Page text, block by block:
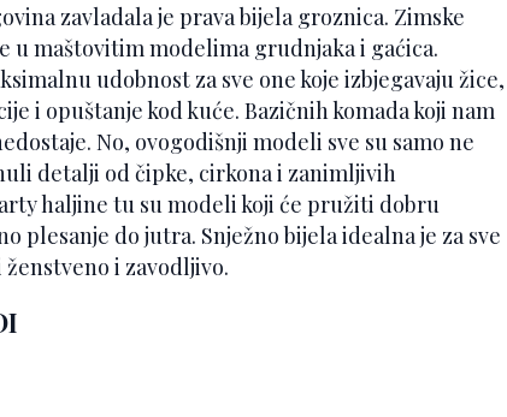
zavladala je prava bijela groznica. Zimske
u maštovitim modelima grudnjaka i gaćica.
udobnost za sve one koje izbjegavaju žice,
i opuštanje kod kuće. Bazičnih komada koji nam
No, ovogodišnji modeli sve su samo ne
detalji od čipke, cirkona i zanimljivih
haljine tu su modeli koji će pružiti dobru
plesanje do jutra. Snježno bijela idealna je za sve
i zavodljivo.